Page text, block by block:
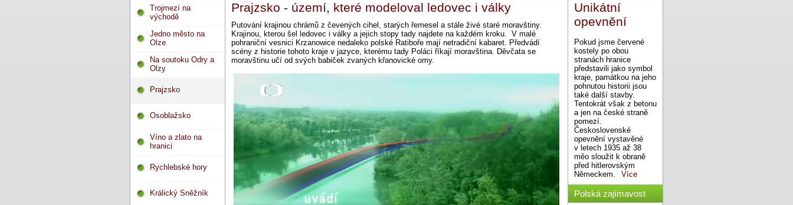
Trojmezí na
východě
Jedno město na
Olze
Na soutoku Odry a
Olzy
Prajzsko
Osoblažsko
Víno a zlato na
hranici
Rychlebské hory
Králický Sněžník
Prajzsko - území, které modeloval ledovec i války
Putování krajinou chrámů z čevených cihel, starých řemesel a stále živé staré moravštiny.
Krajinou, kterou šel ledovec i války a jejich stopy tady najdete na každém kroku. V malé
pohraniční vesnici Krzanowice nedaleko polské Ratiboře mají netradiční kabaret. Předvádí
scény z historie tohoto kraje v jazyce, kterému tady Poláci říkají moravština. Děvčata se
moravštinu učí od svých babiček zvaných křanovické omy.
Unikátní
opevnění
Pokud jsme červené
kostely po obou
stranách hranice
představili jako symbol
kraje, památkou na jeho
pohnutou historii jsou
také další stavby.
Tentokrát však z betonu
a jen na české straně
pomezí.
Československé
opevnění vystavěné
v letech 1935 až 38
měo sloužit k obraně
před hitlerovským
Německem.
Více
Polská zajímavost